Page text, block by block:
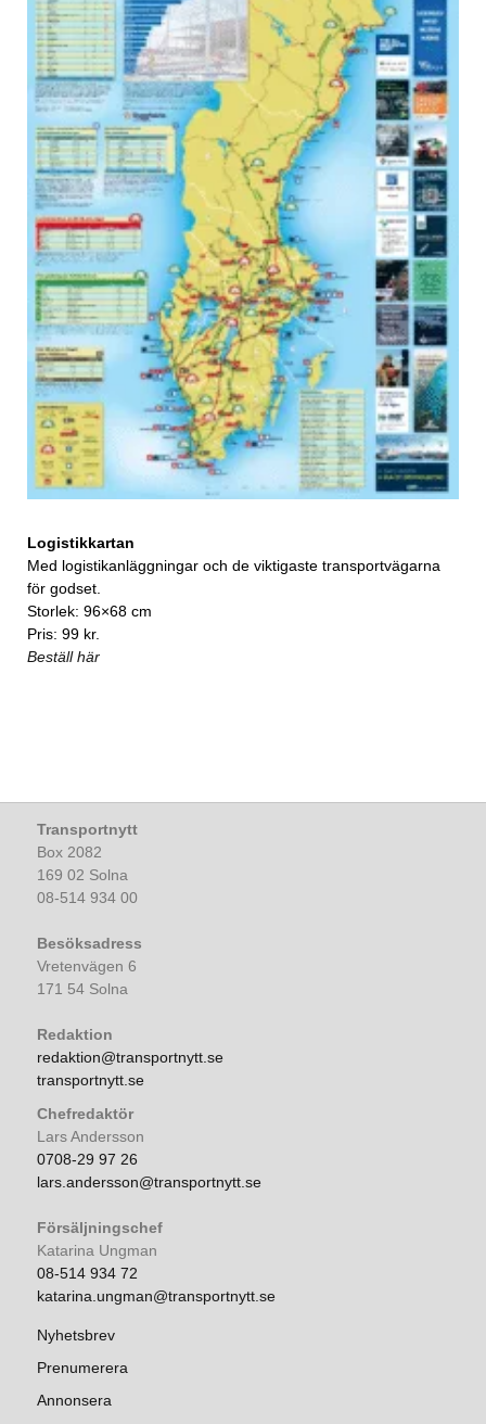
Logistikkartan
Med logistikanläggningar och de viktigaste transportvägarna
för godset.
Storlek: 96×68 cm
Pris: 99 kr.
Beställ här
Transportnytt
Box 2082
169 02 Solna
08-514 934 00
Besöksadress
Vretenvägen 6
171 54 Solna
Redaktion
redaktion@transportnytt.se
transportnytt.se
Chefredaktör
Lars Andersson
0708-29 97 26
lars.andersson@transportnytt.se
Försäljningschef
Katarina Ungman
08-514 934 72
katarina.ungman@transportnytt.se
Nyhetsbrev
Prenumerera
Annonsera